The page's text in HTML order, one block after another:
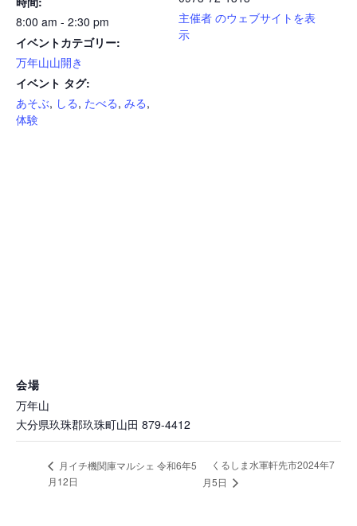
8:00 am - 2:30 pm
イベントカテゴリー:
万年山山開き
イベント タグ:
あそぶ, しる, たべる, みる,
体験
主催者 のウェブサイトを表
示
会場
万年山
大分県玖珠郡玖珠町山田 879-4412
月イチ機関庫マルシェ 令和6年5
月12日
くるしま水軍軒先市2024年7
月5日